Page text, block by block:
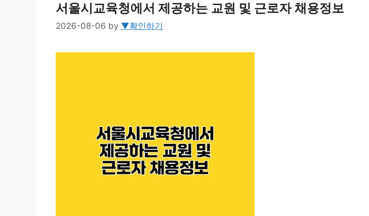
서울시교육청에서 제공하는 교원 및 근로자 채용정보
2026-08-06 by ▼확인하기